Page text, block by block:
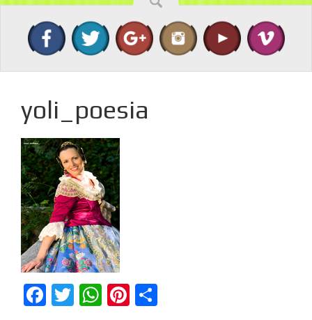
yoli_poesia
Facebook
Twitter
WhatsApp
Pinterest